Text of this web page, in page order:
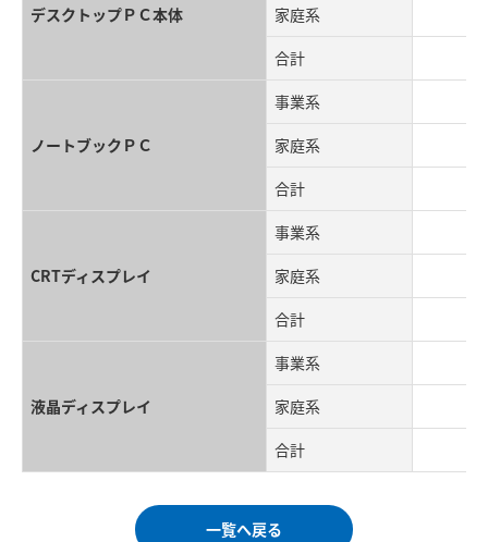
デスクトップＰＣ本体
家庭系
合計
ノートブックＰＣ
事業系
家庭系
合計
CRTディスプレイ
事業系
家庭系
合計
液晶ディスプレイ
事業系
家庭系
合計
一覧へ戻る